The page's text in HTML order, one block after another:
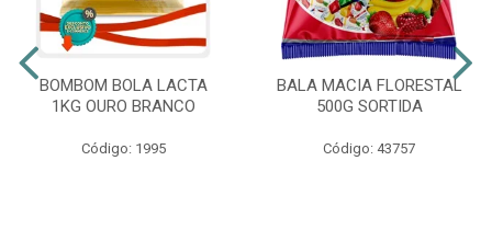
BOMBOM BOLA LACTA
1KG OURO BRANCO
Código: 1995
BALA MACIA FLORESTAL
500G SORTIDA
Código: 43757